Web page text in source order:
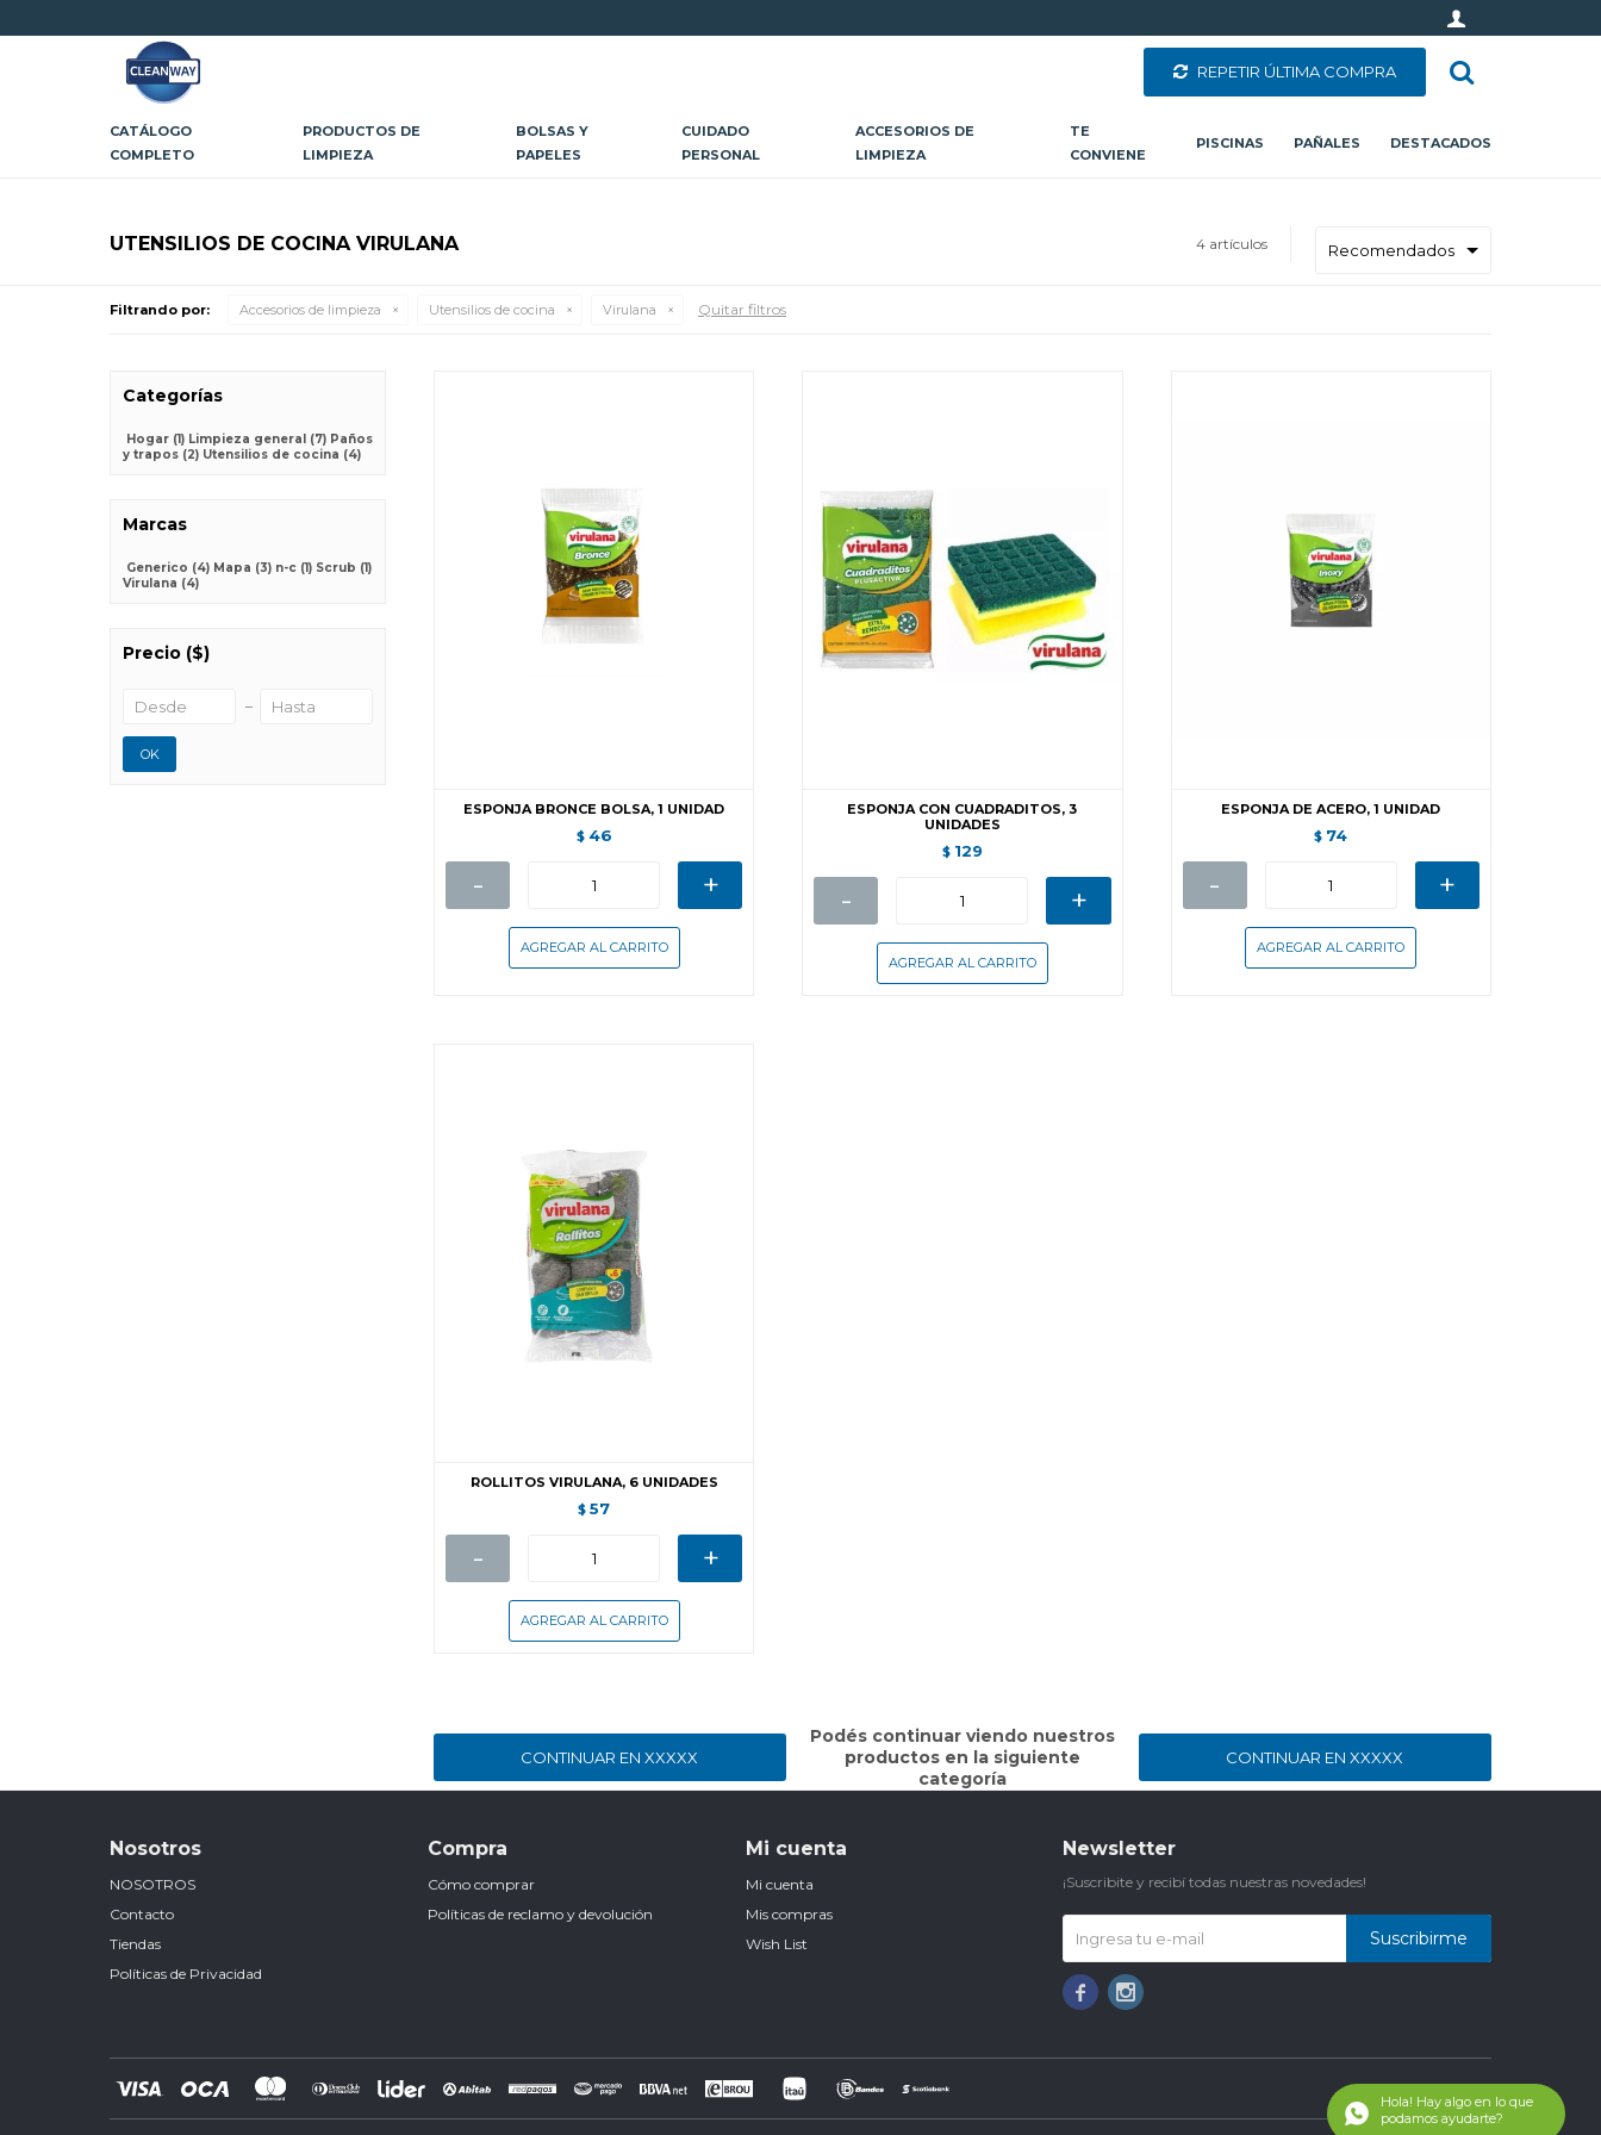
CATÁLOGO
COMPLETO
PRODUCTOS DE
LIMPIEZA
BOLSAS Y
PAPELES
CUIDADO
PERSONAL
ACCESORIOS DE
LIMPIEZA
TE
CONVIENE
PISCINAS PAÑALES DESTACADOS
REPETIR ÚLTIMA COMPRA
UTENSILIOS DE COCINA VIRULANA 4 artículos
Filtrando por: Accesorios de limpieza Utensilios de cocina Virulana Quitar filtros
ESPONJA BRONCE BOLSA, 1 UNIDAD
$ 46
- +
ESPONJA CON CUADRADITOS, 3
UNIDADES
$ 129
- +
ESPONJA DE ACERO, 1 UNIDAD
$ 74
- +
ROLLITOS VIRULANA, 6 UNIDADES
$ 57
- +
CONTINUAR EN XXXXX
Podés continuar viendo nuestros
productos en la siguiente
categoría
CONTINUAR EN XXXXX
Categorías
Hogar (1) Limpieza general (7) Paños
y trapos (2) Utensilios de cocina (4)
Marcas
Generico (4) Mapa (3) n-c (1) Scrub (1)
Virulana (4)
Precio ($)
OK
Nosotros
NOSOTROS
Contacto
Tiendas
Políticas de Privacidad
Compra
Cómo comprar
Políticas de reclamo y devolución
Mi cuenta
Mi cuenta
Mis compras
Wish List
Newsletter
¡Suscribite y recibí todas nuestras novedades!
Suscribirme
 